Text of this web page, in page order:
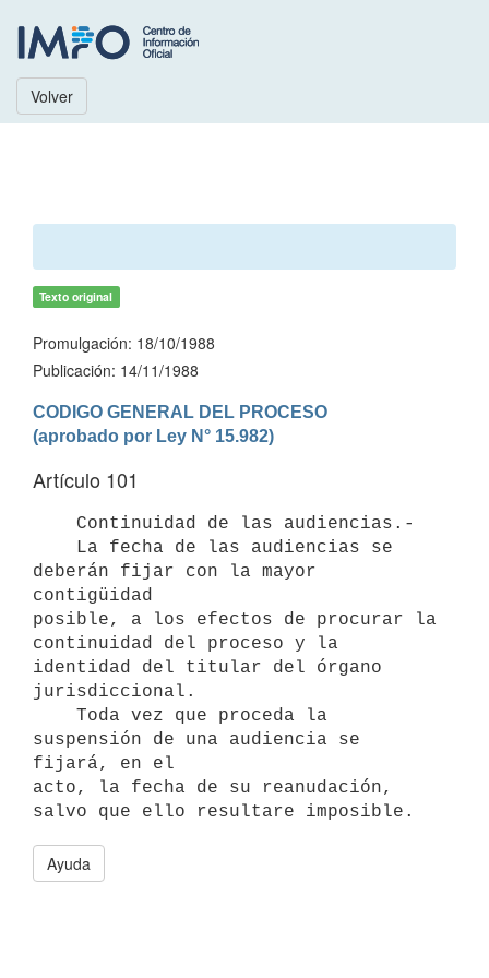
Volver
Texto original
Promulgación: 18/10/1988
Publicación: 14/11/1988
CODIGO GENERAL DEL PROCESO
(aprobado por Ley N° 15.982)
Artículo 101
deberán fijar con la mayor
contigüidad
posible, a los efectos de procurar la
continuidad del proceso y la
identidad del titular del órgano
jurisdiccional.
suspensión de una audiencia se
fijará, en el
acto, la fecha de su reanudación,
Ayuda